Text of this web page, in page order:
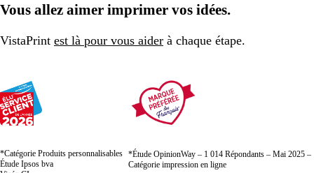
Vous allez aimer imprimer vos idées.
VistaPrint est là pour vous aider à chaque étape.
*Catégorie Produits personnalisables
Étude Ipsos bva
*Étude OpinionWay – 1 014 Répondants – Mai 2025 –
Catégorie impression en ligne